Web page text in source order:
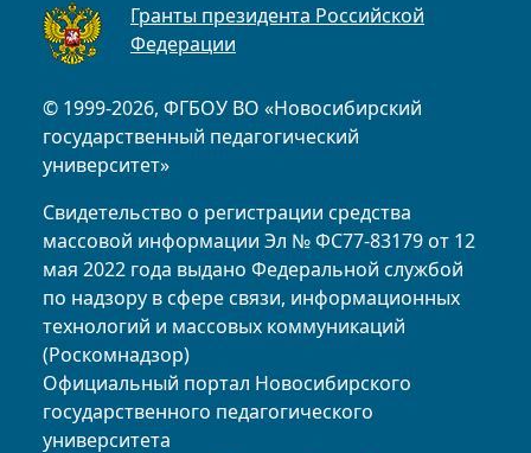
© 1999-2026, ФГБОУ ВО «Новосибирский
государственный педагогический
университет»
Свидетельство о регистрации средства
массовой информации Эл № ФС77-83179 от 12
мая 2022 года выдано Федеральной службой
по надзору в сфере связи, информационных
технологий и массовых коммуникаций
(Роскомнадзор)
Официальный портал Новосибирского
государственного педагогического
университета
Гранты президента Российской
Федерации